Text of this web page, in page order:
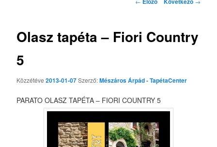
Olasz tapéta – Fiori Country
5
Közzétéve2013-01-07Szerző:Mészáros Árpád - TapétaCenter
PARATO OLASZ TAPÉTA – FIORI COUNTRY 5